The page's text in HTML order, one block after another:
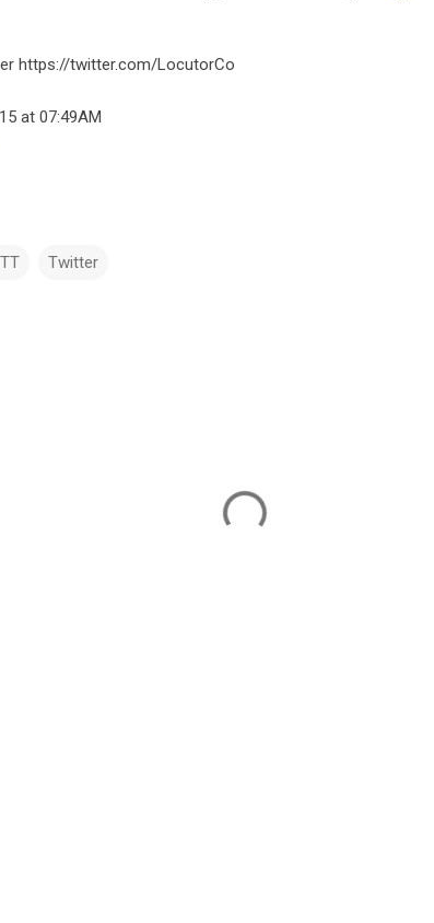
https://twitter.com/LocutorCo
at 07:49AM
Twitter